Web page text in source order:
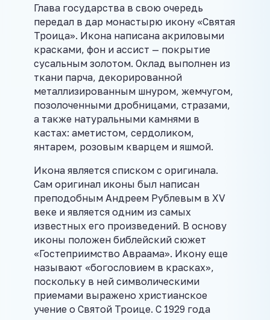
Глава государства в свою очередь
передал в дар монастырю икону «Святая
Троица». Икона написана акриловыми
красками, фон и ассист — покрытие
сусальным золотом. Оклад выполнен из
ткани парча, декорированной
металлизированным шнуром, жемчугом,
позолоченными дробницами, стразами,
а также натуральными камнями в
кастах: аметистом, сердоликом,
янтарем, розовым кварцем и яшмой.
Икона является списком с оригинала.
Сам оригинал иконы был написан
преподобным Андреем Рублевым в XV
веке и является одним из самых
известных его произведений. В основу
иконы положен библейский сюжет
«Гостеприимство Авраама». Икону еще
называют «богословием в красках»,
поскольку в ней символическими
приемами выражено христианское
учение о Святой Троице. С 1929 года